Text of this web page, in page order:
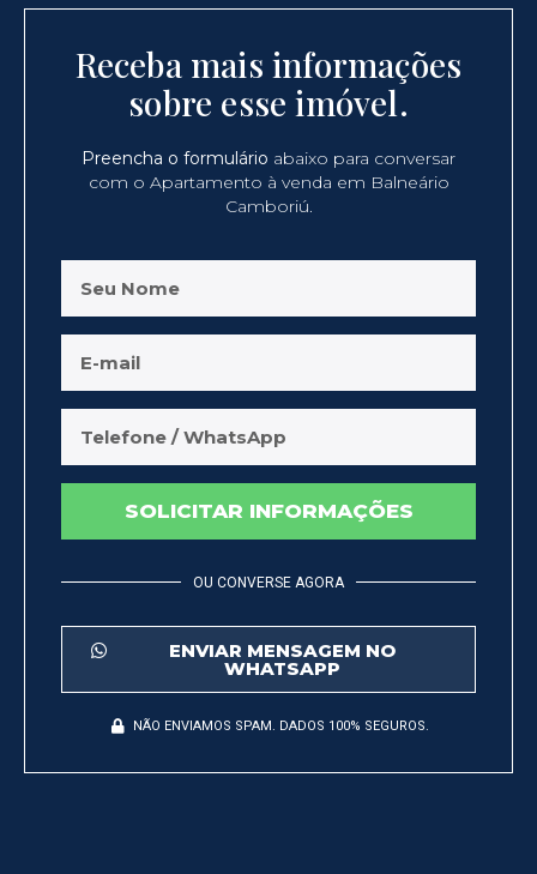
Receba mais informações
sobre esse imóvel.
Preencha o formulário abaixo para conversar
com o Apartamento à venda em Balneário
Camboriú.
SOLICITAR INFORMAÇÕES
OU CONVERSE AGORA
ENVIAR MENSAGEM NO
WHATSAPP
NÃO ENVIAMOS SPAM. DADOS 100% SEGUROS.